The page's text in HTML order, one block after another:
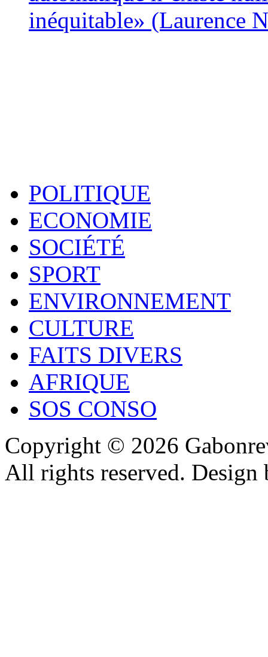
inéquitable» (Laurence
POLITIQUE
ECONOMIE
SOCIÉTÉ
SPORT
ENVIRONNEMENT
CULTURE
FAITS DIVERS
AFRIQUE
SOS CONSO
Copyright © 2026
All rights reserved.